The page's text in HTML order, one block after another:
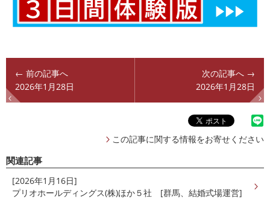
← 前の記事へ
2026年1月28日
次の記事へ →
2026年1月28日
この記事に関する情報をお寄せください
関連記事
[2026年1月16日]
プリオホールディングス(株)ほか５社 [群馬、結婚式場運営]